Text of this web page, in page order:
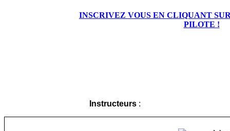
INSCRIVEZ VOUS EN CLIQUANT
PILOTE !
Instructeurs :